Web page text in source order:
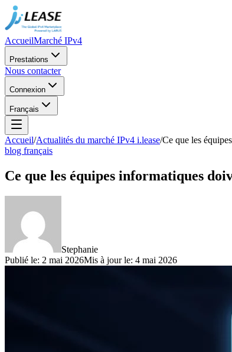
AccueilMarché IPv4
Prestations
Nous contacter
Connexion
Français
Accueil/Actualités du marché IPv4 i.lease/Ce que les
blog français
Ce que les équipes informatiques
Stephanie
Publié le: 2 mai 2026Mis à jour le: 4 mai 2026